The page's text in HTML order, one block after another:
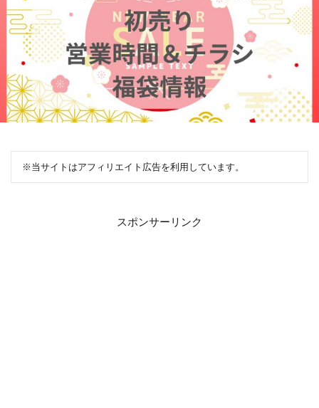
※当サイトはアフィリエイト広告を利用しています。
スポンサーリンク